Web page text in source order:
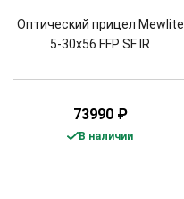
Оптический прицел Mewlite
5-30x56 FFP SF IR
73990 ₽
В наличии